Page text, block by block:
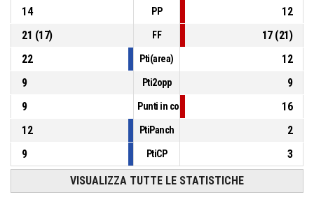
14
PP
12
21 (17) FF 17(21)
22
Pti(area)
12
9
Pti2opp
9
9
Punti in contropiede
16
12
PtiPanch
2
9
PtiCP 3
VISUALIZZA TUTTE LE STATISTICHE